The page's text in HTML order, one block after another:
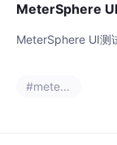
MeterSphere
MeterSphere UI测
#metersphere